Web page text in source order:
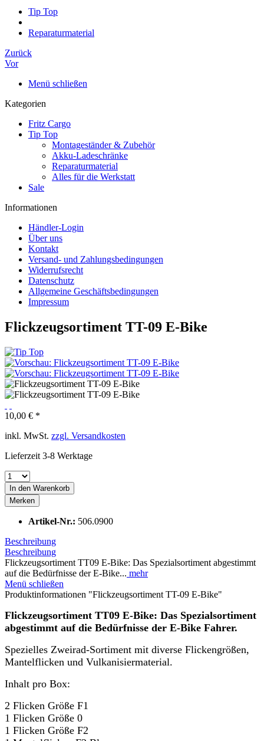
Tip Top
Reparaturmaterial
Zurück
Vor
Menü schließen
Kategorien
Fritz Cargo
Tip Top
Montageständer & Zubehör
Akku-Ladeschränke
Reparaturmaterial
Alles für die Werkstatt
Sale
Informationen
Händler-Login
Über uns
Kontakt
Versand- und Zahlungsbedingungen
Widerrufsrecht
Datenschutz
Allgemeine Geschäftsbedingungen
Impressum
Flickzeugsortiment TT-09 E-Bike
10,00 € *
inkl. MwSt. zzgl. Versandkosten
Lieferzeit 3-8 Werktage
In den Warenkorb
Merken
Artikel-Nr.: 506.0900
Beschreibung
Beschreibung
Flickzeugsortiment TT09 E-Bike: Das Spezialsortiment abgestimmt
auf die Bedürfnisse der E-Bike... mehr
Menü schließen
Produktinformationen "Flickzeugsortiment TT-09 E-Bike"
Flickzeugsortiment TT09 E-Bike: Das Spezialsortiment
abgestimmt auf die Bedürfnisse der E-Bike Fahrer.
Spezielles Zweirad-Sortiment mit diverse Flickengrößen,
Mantelflicken und Vulkanisiermaterial.
Inhalt pro Box:
2 Flicken Größe F1
1 Flicken Größe 0
1 Flicken Größe F2